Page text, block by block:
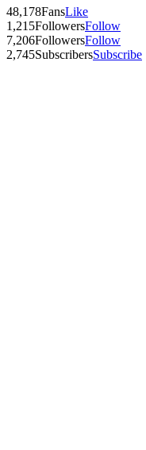
48,178FansLike
1,215FollowersFollow
7,206FollowersFollow
2,745SubscribersSubscribe